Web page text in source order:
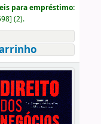
para empréstimo:
] (2).